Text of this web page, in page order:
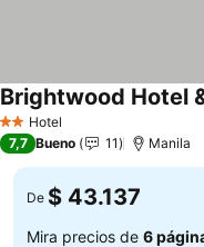
2 Estrellas
Hotel
Brightwood Hotel
7,7 Bueno 11 Manila
De $ 43.137
Mira precios de 6